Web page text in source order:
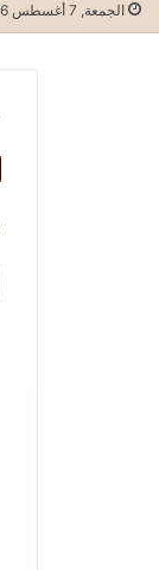
الجمعة, 7 أغسطس 2026